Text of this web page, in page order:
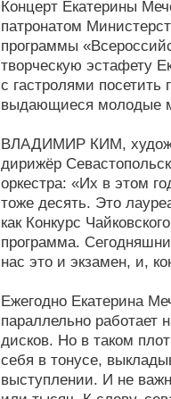
Концерт Екатерины
патронатом
программы
творческую эстафету
с гастролями посетить
выдающиеся молодые
ВЛАДИМИР КИМ,
дирижёр
оркестра: «Их в этом
тоже десять. Это
как Конкурс
программа.
нас это и экзамен, и,
Ежегодно Екатерина
параллельно работает
дисков. Но в таком
себя в тонусе,
выступлении. И не